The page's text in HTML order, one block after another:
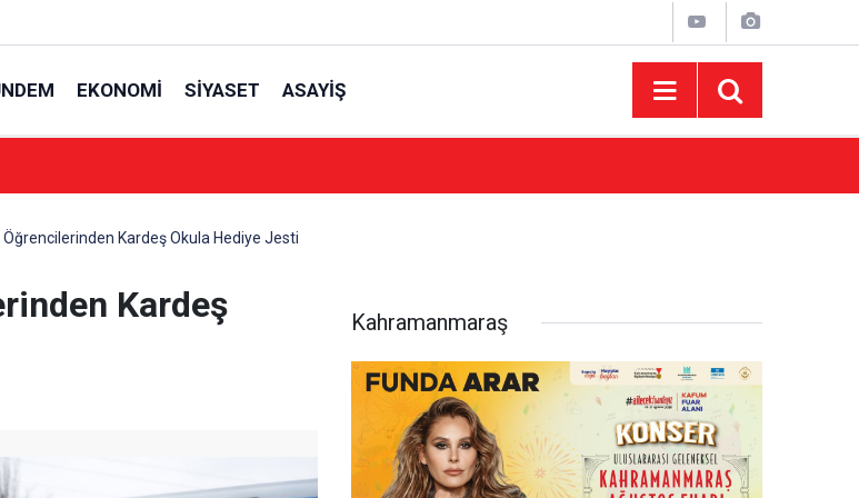
EKONOMI SIYASET ASAYIŞ
Fuarı’nda Sahne Alacak
Kardeş Okula Hediye Jesti
Kardeş
Kahramanmaraş